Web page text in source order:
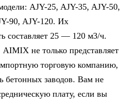
AJY-25, AJY-35, AJY-50,
90, AJY-120. Их
составляет 25 — 120 м3/ч.
не только представляет
торговую компанию,
бетонных заводов. Вам не
плату, если вы